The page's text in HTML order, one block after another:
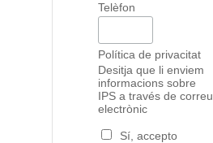
Telèfon
Política de privacitat
Desitja que li enviem
informacions sobre
IPS a través de correu
electrònic
Sí, accepto